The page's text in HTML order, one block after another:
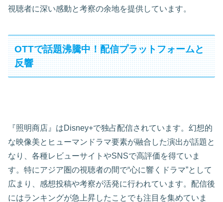
視聴者に深い感動と考察の余地を提供しています。
OTTで話題沸騰中！配信プラットフォームと
反響
『照明商店』はDisney+で独占配信されています。幻想的
な映像美とヒューマンドラマ要素が融合した演出が話題と
なり、各種レビューサイトやSNSで高評価を得ていま
す。特にアジア圏の視聴者の間で“心に響くドラマ”として
広まり、感想投稿や考察が活発に行われています。配信後
にはランキングが急上昇したことでも注目を集めていま